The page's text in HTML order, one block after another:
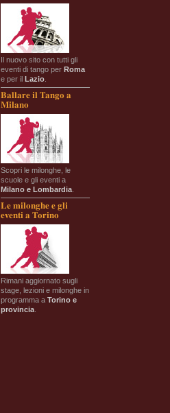
Il nuovo sito con tutti gli
eventi di tango per Roma
e per il Lazio
Ballare il Tango a
Milano
Scopri le milonghe, le
scuole e gli eventi a
Milano e Lombardia
Le milonghe e gli
eventi a Torino
Rimani aggiornato sugli
stage, lezioni e milonghe in
programma a Torino e
provincia